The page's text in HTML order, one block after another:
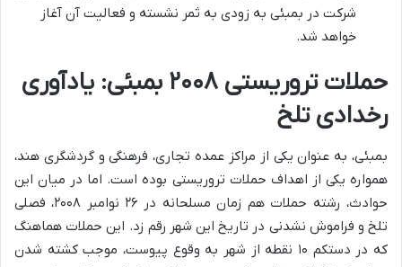
شرکت در بمبئی به زودی به ثمر نشسته و فعالیت آن آغاز
خواهد شد.
حملات تروریستی ۲۰۰۸ بمبئی: یادآوری
رخدادی تلخ
بمبئی، به عنوان یکی از مراکز عمده تجاری، فرهنگی و گردشگری هند،
همواره یکی از اهداف حملات تروریستی بوده است. اما در میان این
حوادث، رشته حملات هم زمان مسلحانه در ۲۶ نوامبر ۲۰۰۸، فصلی
تلخ و فراموش نشدنی در تاریخ این شهر رقم زد. این حملات هماهنگ
که در دستکم ۱۰ نقطه از شهر به وقوع پیوست، موجب کشته شدن